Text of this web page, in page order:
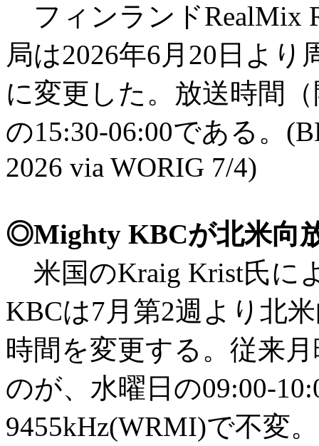
フィンランドRealMix
局は2026年6月20日より
に変更した。放送時間
の15:30-06:00である。
2026 via WORIG 7/4)
◎Mighty KBCが北米向
米国のKraig Krist氏に
KBCは7月第2週より北
時間を変更する。従来
のが、水曜日の09:00-
9455kHz(WRMI)で不変